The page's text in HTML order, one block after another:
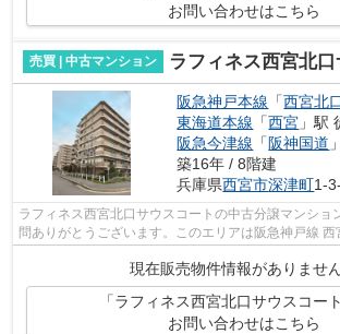
お問い合わせはこちら
売買 | 中古マンション ラフィネス西宮北口サ
阪急神戸本線 「西宮北
東海道本線 「西宮 」駅
阪急今津線 「 阪神国道
築16年 / 8階建
兵庫県西宮市深津町1-
ラフィネス西宮北口サウスコートの中古分譲マンショ
問ありがとうございます。このエリアは阪急神戸線
現在販売物件情報がありません
「ラフィネス西宮北口サウスコー
お問い合わせはこちら